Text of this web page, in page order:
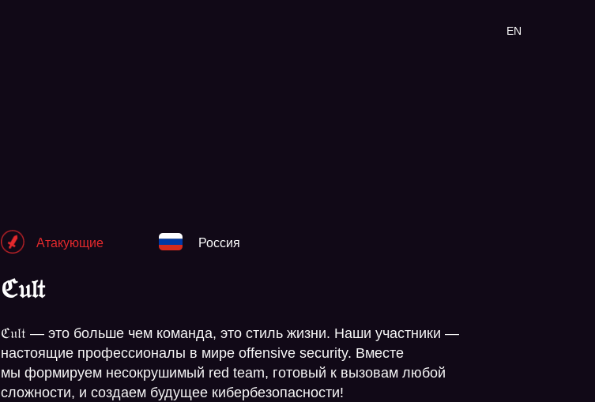
EN
Атакующие Россия
ℭ𝔲𝔩𝔱 — это больше чем команда, это стиль жизни. Наши участники —
настоящие профессионалы в мире offensive security. Вместе
мы формируем несокрушимый red team, готовый к вызовам любой
сложности, и создаем будущее кибербезопасности!
ℭ𝔲𝔩𝔱